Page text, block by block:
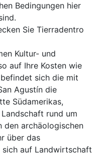
Bedingungen hier
Sie Tierradentro
Kultur- und
auf Ihre Kosten wie
sich die mit
Agustín die
Südamerikas,
rund um
den archäologischen
über das
auf Landwirtschaft